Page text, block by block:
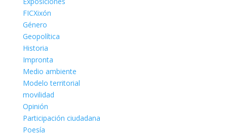
FICXixón
Género
Geopolítica
Historia
Impronta
Medio ambiente
Modelo territorial
movilidad
Opinión
Participación ciudadana
Poesía